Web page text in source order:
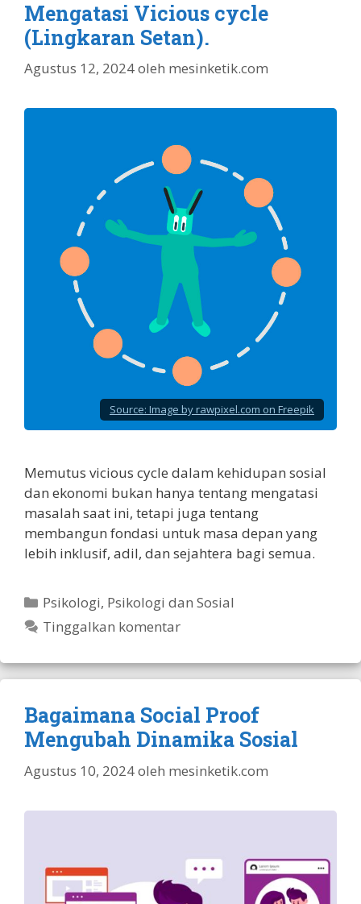
Mengatasi Vicious cycle
(Lingkaran Setan).
Agustus 12, 2024oleh mesinketik.com
Source: Image by rawpixel.com on Freepik
Memutus vicious cycle dalam kehidupan sosial
dan ekonomi bukan hanya tentang mengatasi
masalah saat ini, tetapi juga tentang
membangun fondasi untuk masa depan yang
lebih inklusif, adil, dan sejahtera bagi semua.
Kategori
Psikologi, Psikologi dan Sosial
Tinggalkan komentar
Bagaimana Social Proof
Mengubah Dinamika Sosial
Agustus 10, 2024oleh mesinketik.com